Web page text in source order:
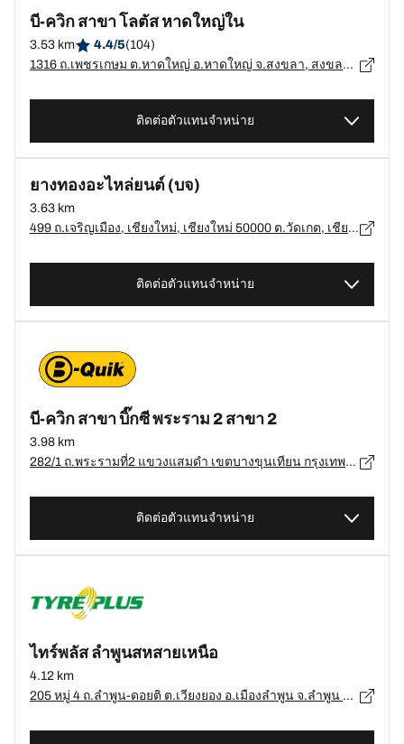
บี-ควิก สาขา โลตัส หาดใหญ่ใน
3.53 km 4.4/5(104)
1316 ถ.เพชรเกษม ต.หาดใหญ่ อ.หาดใหญ่ จ.สงขลา, สงขลา - 90110
ติดต่อตัวแทนจำหน่าย
ยางทองอะไหล่ยนต์ (บจ)
3.63 km
499 ถ.เจริญเมือง, เชียงใหม่, เชียงใหม่ 50000 ต.วัดเกต, เชียงใหม่ - 50000
ติดต่อตัวแทนจำหน่าย
บี-ควิก สาขา บิ๊กซี พระราม 2 สาขา 2
3.98 km
282/1 ถ.พระรามที่2 แขวงแสมดำ เขตบางขุนเทียน กรุงเทพมหานคร, กรุงเทพมหานคร - 10150
ติดต่อตัวแทนจำหน่าย
ไทร์พลัส ลำพูนสหสายเหนือ
4.12 km
205 หมู่ 4 ถ.ลำพูน-ดอยติ ต.เวียงยอง อ.เมืองลำพูน จ.ลำพูน 51000, ลำพูน - 51000